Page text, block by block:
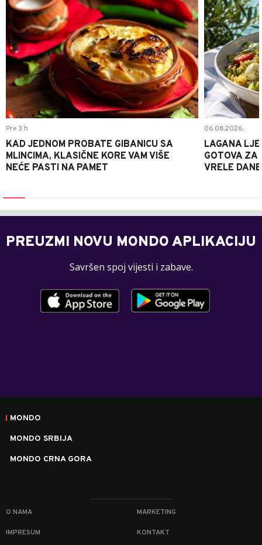
Pre 3 h
KAD JEDNOM PROBATE GIBANICU SA
MLINCIMA, KLASIČNE KORE VAM VIŠE
NEĆE PASTI NA PAMET
06.08.2026.
LAGANA
GOTOVA ZA
VRELE DANE
PREUZMI NOVU MONDO APLIKACIJU
Savršen spoj vijesti i zabave.
MONDO
MONDO SRBIJA
MONDO CRNA GORA
O NAMA MARKETING
IMPRESUM KONTAKT